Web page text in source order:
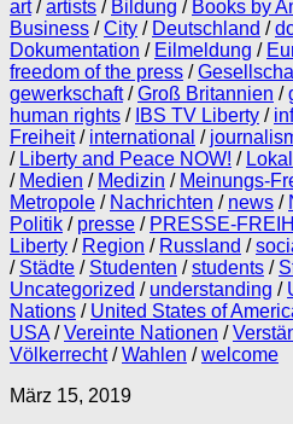
art/artists / Bildung / Books by
Business /City / Deutschland /
Dokumentation / Eilmeldung /
freedom of the press /
gewerkschaft/Groß Britannien /
human rights / IBS TV Liberty /
Freiheit/ international /
/ Liberty and Peace NOW! / Lokal
/ Medien / Medizin / Meinungs-
Metropole / Nachrichten / news /
Politik / presse / PRESSE-
Liberty / Region / Russland /
/ Städte / Studenten /students /
Uncategorized / understanding /
Nations / United States of
USA /Vereinte Nationen /
Völkerrecht/Wahlen /welcome
März 15, 2019